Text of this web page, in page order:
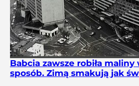
Babcia zawsze robiła maliny
sposób. Zimą smakują jak